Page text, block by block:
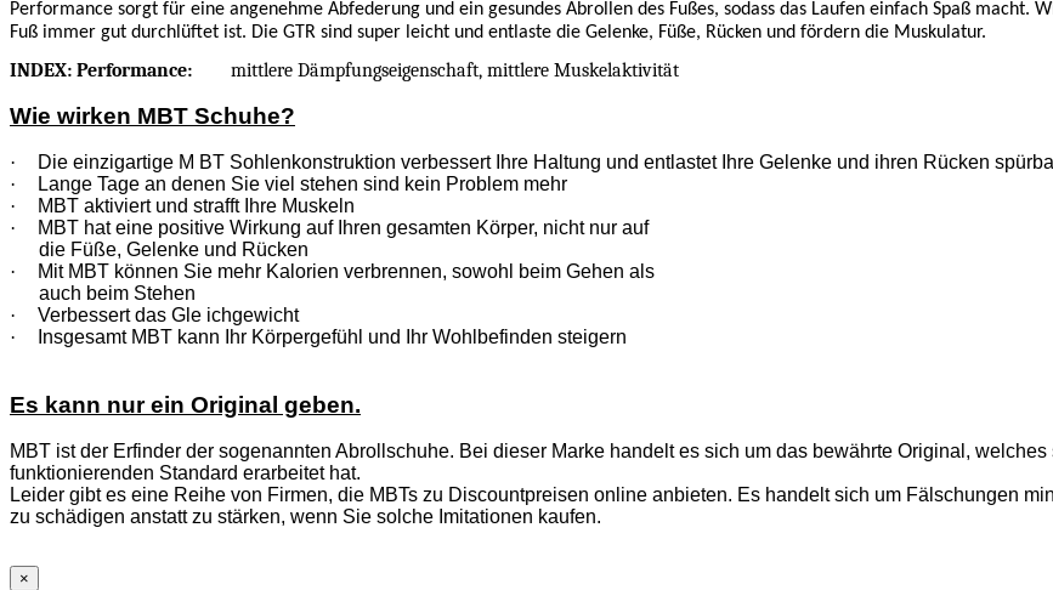
Performance sorgt für eine angenehme Abfederung und ein gesundes Abrollen des Fußes, sodass das Laufen einfach Spaß
Fuß immer gut durchlüftet ist. Die GTR sind super leicht und entlaste die Gelenke, Füße, Rücken und fördern die Muskulatur.
INDEX: Performance: mittlere Dämpfungseigenschaft, mittlere Muskelaktivität
Wie wirken MBT Schuhe?
·
Die einzigartige M BT Sohlenkonstruktion verbessert Ihre Haltung und entlastet Ihre Gelenke und ihren Rücken
·
Lange Tage an denen Sie viel stehen sind kein Problem mehr
·
MBT aktiviert und strafft Ihre Muskeln
·
MBT hat eine positive Wirkung auf Ihren gesamten Körper, nicht nur auf
die Füße, Gelenke und Rücken
·
Mit MBT können Sie mehr Kalorien verbrennen, sowohl beim Gehen als
auch beim Stehen
·
Verbessert das Gle ichgewicht
·
Insgesamt MBT kann Ihr Körpergefühl und Ihr Wohlbefinden steigern
Es kann nur ein Original geben.
MBT ist der Erfinder der sogenannten Abrollschuhe. Bei dieser Marke handelt es sich um das bewährte Original,
funktionierenden Standard erarbeitet hat.
Leider gibt es eine Reihe von Firmen, die MBTs zu Discountpreisen online anbieten. Es handelt sich um Fälschungen
zu schädigen anstatt zu stärken, wenn Sie solche Imitationen kaufen.
×